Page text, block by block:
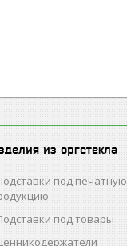
из оргстекла
под печатную
под товары